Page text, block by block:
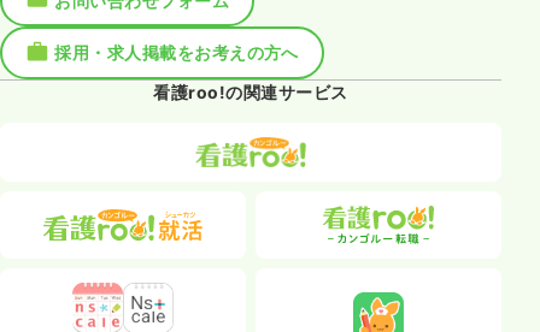
採用・求人掲載をお考えの方へ
看護roo!の関連サービス